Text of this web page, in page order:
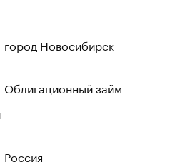
город Новосибирск
Облигационный займ
Россия